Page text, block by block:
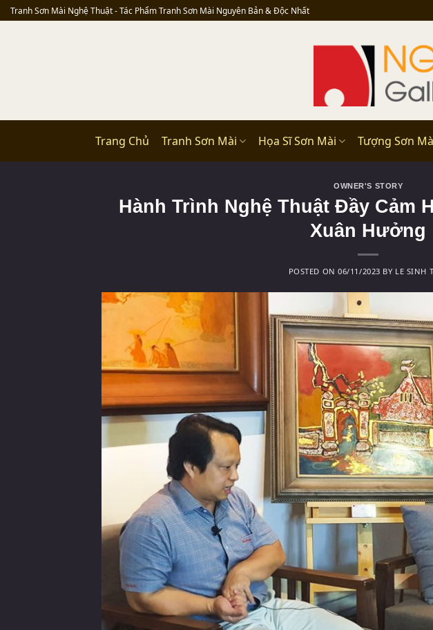
Skip
to
Tranh Sơn Mài Nghệ Thuật - Tác Phẩm Tranh Sơn Mài Nguyên Bản & Độc Nhất
Trang Chủ Tranh Sơn Mài Họa Sĩ Sơn Mài Tượng Sơn
OWNER'S STORY
Hành Trình Nghệ Thuật Đầy Cảm
Xuân Hưởng
POSTED ON06/11/2023 BY LE SINH